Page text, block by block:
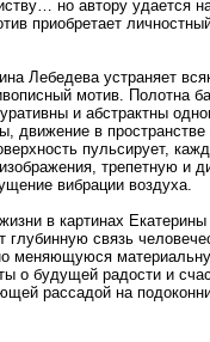
но автору удается
приобретает
Лебедева устраняет
мотив. Полотна
и абстрактны
движение в
пульсирует,
трепетную и
вибрации воздуха.
в картинах
связь
меняющуюся
о будущей радости и
рассадой на